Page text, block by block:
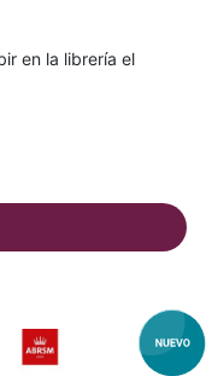
en la librería el